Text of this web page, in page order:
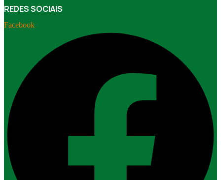
REDES SOCIAIS
Facebook